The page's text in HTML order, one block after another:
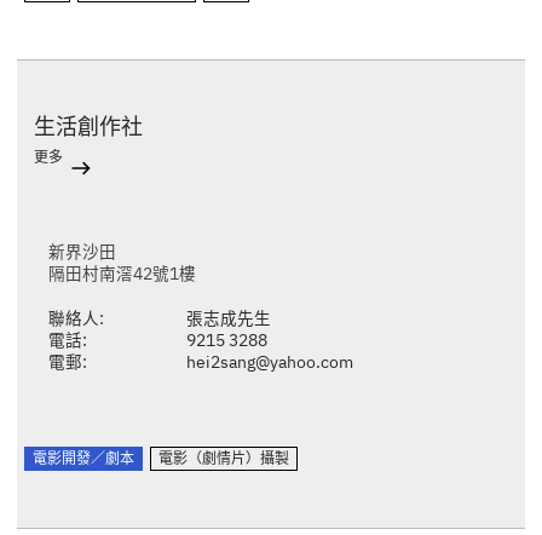
生活創作社
更多
新界沙田
隔田村南滘42號1樓
聯絡人:
張志成先生
電話:
9215 3288
電郵:
hei2sang@yahoo.com
電影開發／劇本 電影（劇情片）攝製